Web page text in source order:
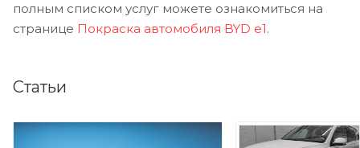
полным списком услуг можете ознакомиться на
странице Покраска автомобиля BYD e1.
Статьи